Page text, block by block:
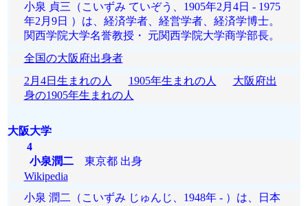
小泉 貞三（こいずみ ていぞう、1905年2月4日 - 1975
年2月9日 ）は、経済学者、経営学者、経済学博士。
関西学院大学名誉教授・ 元関西学院大学商学部長。
全国の大阪府出身者
2月4日生まれの人
1905年生まれの人
大阪府出
身の1905年生まれの人
大阪大学
4
小泉潤二東京都 出身
Wikipedia
小泉 潤二（こいずみ じゅんじ、1948年 - ）は、日本